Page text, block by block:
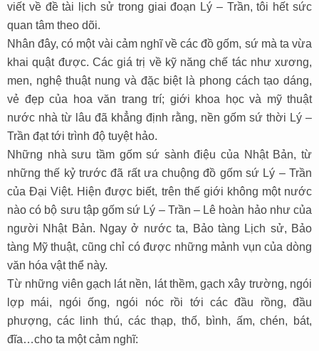
viết về đề tài lịch sử trong giai đoạn Lý – Trần, tôi hết sức
quan tâm theo dõi.
Nhân đây, có một vài cảm nghĩ về các đồ gốm, sứ mà ta vừa
khai quật được. Các giá trị về kỹ năng chế tác như xương,
men, nghệ thuật nung và đặc biệt là phong cách tạo dáng,
vẻ đẹp của hoa văn trang trí; giới khoa học và mỹ thuật
nước nhà từ lâu đã khẳng định rằng, nền gốm sứ thời Lý –
Trần đạt tới trình độ tuyệt hảo.
Những nhà sưu tầm gốm sứ sành điệu của Nhật Bản, từ
những thế kỷ trước đã rất ưa chuộng đồ gốm sứ Lý – Trần
của Đại Việt. Hiện được biết, trên thế giới không một nước
nào có bộ sưu tập gốm sứ Lý – Trần – Lê hoàn hảo như của
người Nhật Bản. Ngay ở nước ta, Bảo tàng Lịch sử, Bảo
tàng Mỹ thuật, cũng chỉ có được những mảnh vụn của dòng
văn hóa vật thể này.
Từ những viên gạch lát nền, lát thềm, gạch xây trường, ngói
lợp mái, ngói ống, ngói nóc rồi tới các đầu rồng, đầu
phượng, các linh thú, các thạp, thố, bình, ấm, chén, bát,
đĩa…cho ta một cảm nghĩ: